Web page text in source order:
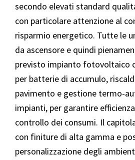
secondo elevati standard
con particolare attenzione al
risparmio energetico. Tutte le
da ascensore e quindi
previsto impianto fotovoltaico
per batterie di accumulo,
pavimento e gestione termo-
impianti, per garantire
controllo dei consumi. Il
con finiture di alta gamma e
personalizzazione degli